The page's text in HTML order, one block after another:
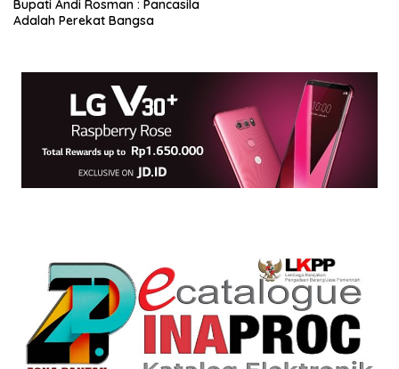
Bupati Andi Rosman : Pancasila
Adalah Perekat Bangsa